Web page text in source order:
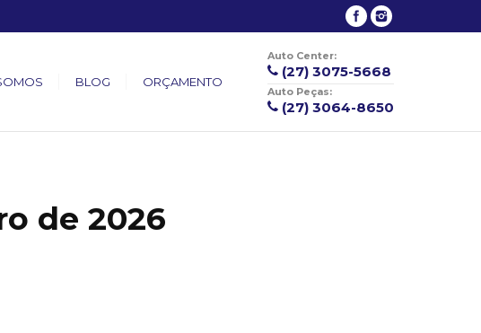
BLOG ORÇAMENTO
Auto Center:
(27) 3075-5668
Auto Peças:
(27) 3064-8650
de 2026